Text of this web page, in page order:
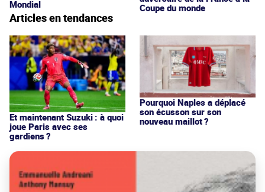
Mondial
Coupe du monde
Articles en tendances
Et maintenant Suzuki : à quoi
joue Paris avec ses
gardiens ?
Pourquoi Naples a déplacé
son écusson sur son
nouveau maillot ?